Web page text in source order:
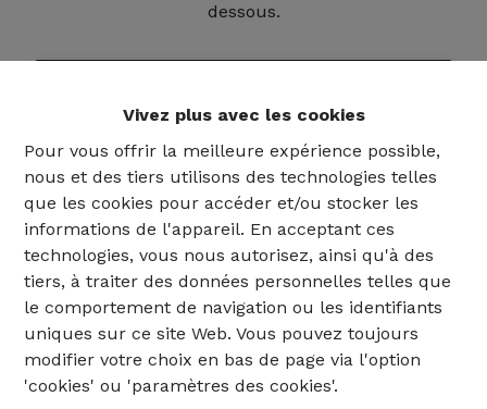
Vivez plus avec les cookies
Pour vous offrir la meilleure expérience possible,
nous et des tiers utilisons des technologies telles
que les cookies pour accéder et/ou stocker les
informations de l'appareil. En acceptant ces
technologies, vous nous autorisez, ainsi qu'à des
tiers, à traiter des données personnelles telles que
le comportement de navigation ou les identifiants
uniques sur ce site Web. Vous pouvez toujours
modifier votre choix en bas de page via l'option
'cookies' ou 'paramètres des cookies'.
dessous.
02 735 18 38